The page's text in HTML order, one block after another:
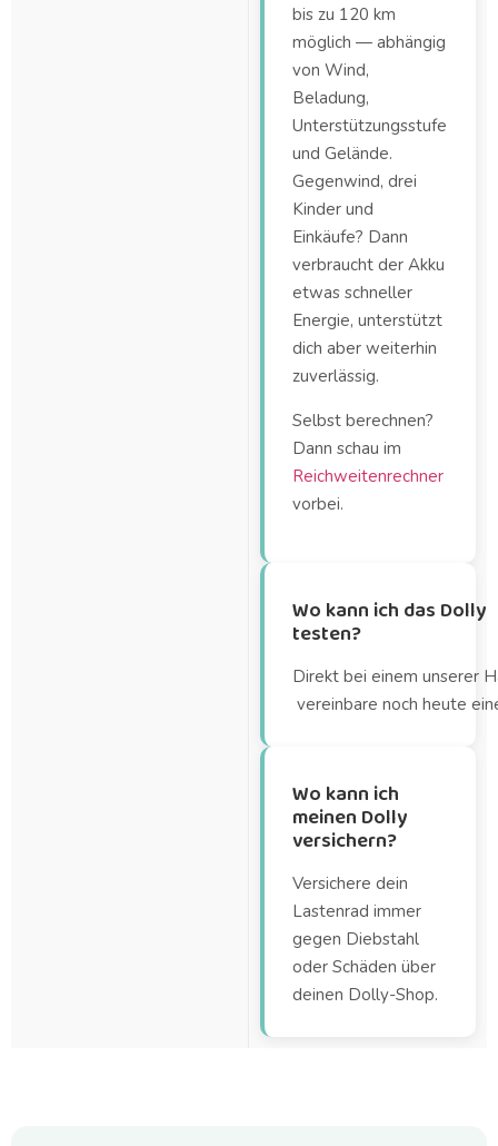
bis zu 120 km
möglich — abhängig
von Wind,
Beladung,
Unterstützungsstufe
und Gelände.
Gegenwind, drei
Kinder und
Einkäufe? Dann
verbraucht der Akku
etwas schneller
Energie, unterstützt
dich aber weiterhin
zuverlässig.
Selbst berechnen?
Dann schau im
Reichweitenrechner
vorbei.
Wo kann ich das Dolly
testen?
Direkt bei einem unserer
vereinbare noch heute
Wo kann ich
meinen Dolly
versichern?
Versichere dein
Lastenrad immer
gegen Diebstahl
oder Schäden über
deinen Dolly-Shop.